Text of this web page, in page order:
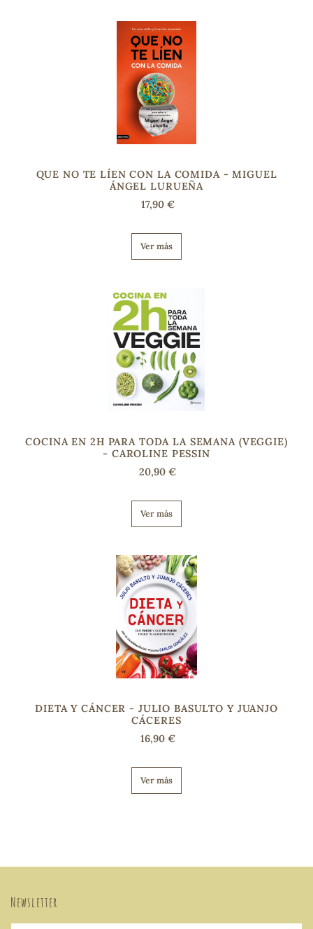
QUE NO TE LÍEN CON LA COMIDA - MIGUEL
ÁNGEL LURUEÑA
17,90 €
Ver más
COCINA EN 2H PARA TODA LA SEMANA (VEGGIE)
- CAROLINE PESSIN
20,90 €
Ver más
DIETA Y CÁNCER - JULIO BASULTO Y JUANJO
CÁCERES
16,90 €
Ver más
Newsletter